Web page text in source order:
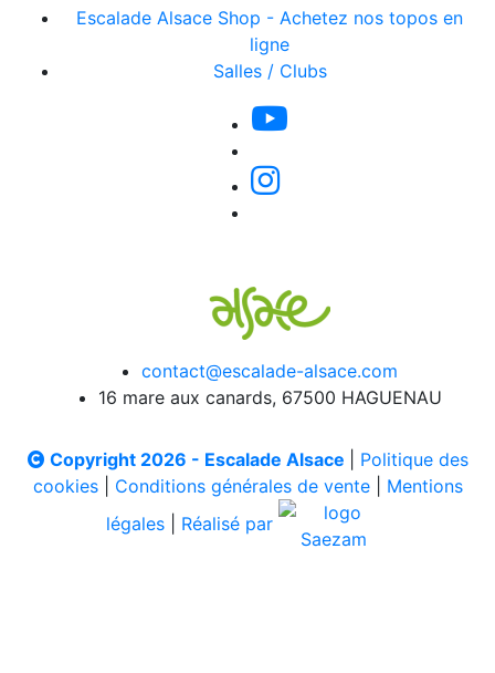
Escalade Alsace Shop - Achetez nos topos en
ligne
Salles / Clubs
contact@escalade-alsace.com
16 mare aux canards, 67500 HAGUENAU
Copyright 2026 - Escalade Alsace
Politique des
cookies| Conditions générales de vente| Mentions
légales
Réalisé par